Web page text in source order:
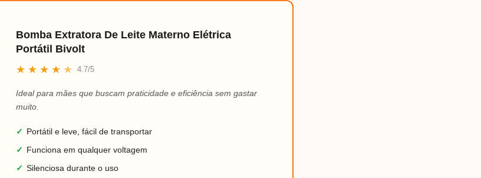
Bomba Extratora De Leite Materno Elétrica
Portátil Bivolt
★ ★ ★ ★ ★ 4.7/5
Ideal para mães que buscam praticidade e eficiência sem gastar
muito.
✓ Portátil e leve, fácil de transportar
✓ Funciona em qualquer voltagem
✓ Silenciosa durante o uso